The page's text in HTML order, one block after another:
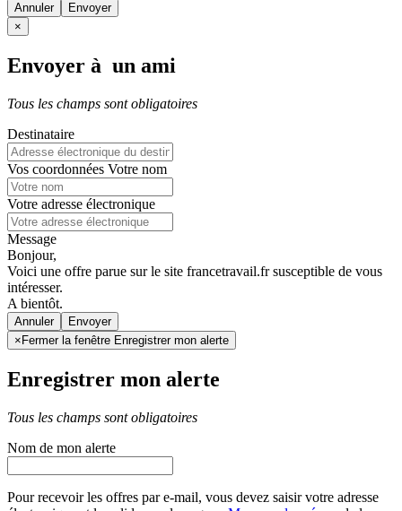
Annuler
×
Envoyer à un ami
Tous les champs sont obligatoires
Destinataire
Vos coordonnées Votre nom
Votre adresse électronique
Message
Bonjour,
Voici une offre parue sur le site francetravail.fr susceptible de vous
intéresser.
A bientôt.
Annuler
× Fermer la fenêtre Enregistrer mon alerte
Enregistrer mon alerte
Tous les champs sont obligatoires
Nom de mon alerte
Pour recevoir les offres par e-mail, vous devez saisir votre adresse